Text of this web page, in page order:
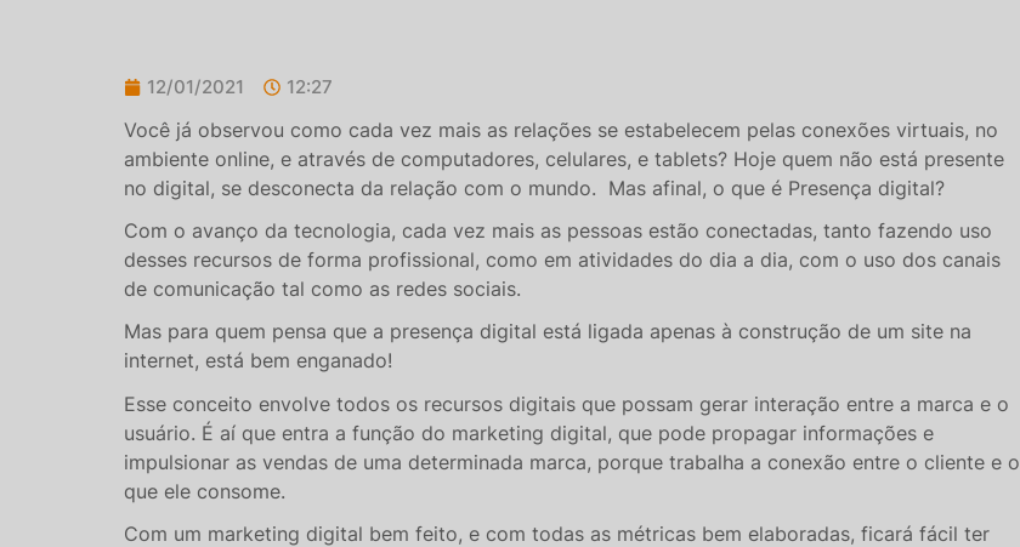
12/01/2021 12:27
Você já observou como cada vez mais as relações se estabelecem pelas conexões virtuais, no
ambiente online, e através de computadores, celulares, e tablets? Hoje quem não está presente
no digital, se desconecta da relação com o mundo. Mas afinal, o que é Presença digital?
Com o avanço da tecnologia, cada vez mais as pessoas estão conectadas, tanto fazendo uso
desses recursos de forma profissional, como em atividades do dia a dia, com o uso dos canais
de comunicação tal como as redes sociais.
Mas para quem pensa que a presença digital está ligada apenas à construção de um site na
internet, está bem enganado!
Esse conceito envolve todos os recursos digitais que possam gerar interação entre a marca e o
usuário. É aí que entra a função do marketing digital, que pode propagar informações e
impulsionar as vendas de uma determinada marca, porque trabalha a conexão entre o cliente e o
que ele consome.
Com um marketing digital bem feito, e com todas as métricas bem elaboradas, ficará fácil ter